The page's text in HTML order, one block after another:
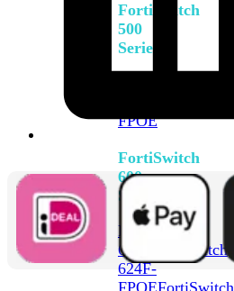
FortiSwitch
500
Series
FPOE
FortiSwitch
600
Series
FortiSwitch
624F
FortiSwitch
624F-
FPOEFortiSwitch